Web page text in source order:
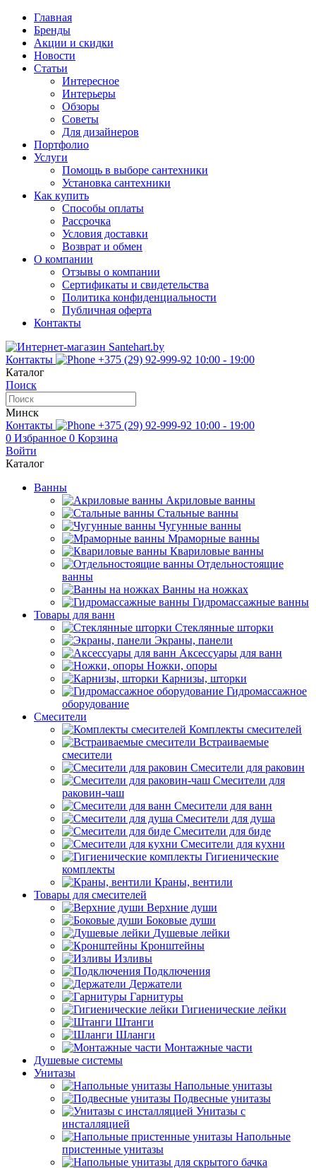
Главная
Бренды
Акции и скидки
Новости
Статьи
Интересное
Интерьеры
Обзоры
Советы
Для дизайнеров
Портфолио
Услуги
Помощь в выборе сантехники
Установка сантехники
Как купить
Способы оплаты
Рассрочка
Условия доставки
Возврат и обмен
О компании
Отзывы о компании
Сертификаты и свидетельства
Политика конфиденциальности
Публичная оферта
Контакты
Контакты +375 (29) 92-999-92 10:00 - 19:00
Каталог
Поиск
Минск
Контакты
+375 (29) 92-999-92 10:00 - 19:00
0 Избранное 0 Корзина
Войти
Каталог
Ванны
Акриловые ванны
Стальные ванны
Чугунные ванны
Мраморные ванны
Квариловые ванны
Отдельностоящие
ванны
Ванны на ножках
Гидромассажные ванны
Товары для ванн
Стеклянные шторки
Экраны, панели
Аксессуары для ванн
Ножки, опоры
Карнизы, шторки
Гидромассажное
оборудование
Смесители
Комплекты смесителей
Встраиваемые
смесители
Смесители для раковин
Смесители для
раковин-чаш
Смесители для ванн
Смесители для душа
Смесители для биде
Смесители для кухни
Гигиенические
комплекты
Краны, вентили
Товары для смесителей
Верхние души
Боковые души
Душевые лейки
Кронштейны
Изливы
Подключения
Держатели
Гарнитуры
Гигиенические лейки
Штанги
Шланги
Монтажные части
Душевые системы
Унитазы
Напольные унитазы
Подвесные унитазы
Унитазы с
инсталляцией
Напольные
пристенные унитазы